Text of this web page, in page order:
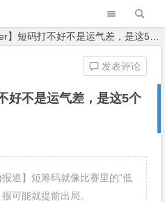
短码打不好不是运气差，是这5个习惯要命
好不是运气差，是这5个
发表评论
道】短筹码就像比赛里的“低
可能就提前出局。